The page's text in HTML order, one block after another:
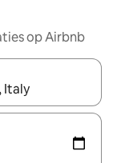
op Airbnb
maak je een keuze